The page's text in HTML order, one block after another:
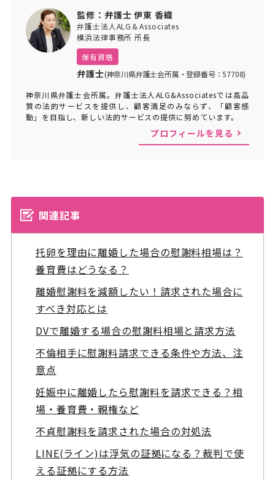
監修：弁護士 伊東 香織
弁護士法人ALG＆Associates
横浜法律事務所 所長
保有資格
弁護士(神奈川県弁護士会所属・登録番号：57708)
神奈川県弁護士会所属。弁護士法人ALG&Associatesでは高品
質の法的サービスを提供し、顧客満足のみならず、「顧客感
動」を目指し、新しい法的サービスの提供に努めています。
プロフィールを見る
関連記事
托卵を理由に離婚した場合の慰謝料相場は？
養育費はどうなる？
離婚慰謝料を減額したい！請求された場合に
すべき対応とは
DVで離婚する場合の慰謝料相場と請求方法
不倫相手に慰謝料請求できる条件や方法、注
意点
妊娠中に離婚したら慰謝料を請求できる？相
場・養育費・親権など
不貞慰謝料を請求された場合の対処法
LINE(ライン)は浮気の証拠になる？裁判で使
える証拠にする方法